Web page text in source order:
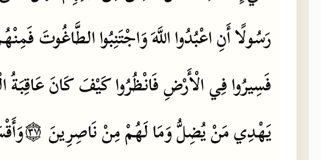
رَسُولًاأَنِاعْبُدُوااللَّهَوَاجْتَنِبُواالطَّاغُوتَ
فَسِيرُوافِيالْأَرْضِفَانْظُرُواكَيْفَكَانَعَاقِبَةُ
يَهْدِيمَنْيُضِلُّوَمَالَهُمْمِنْنَاصِرِينَ ۝٣٧